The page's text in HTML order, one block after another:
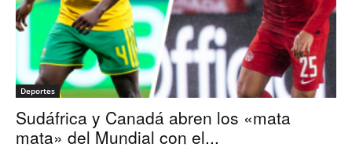
Deportes
Sudáfrica y Canadá abren los «mata
mata» del Mundial con el...